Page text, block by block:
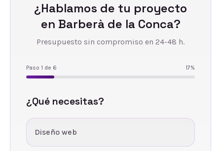
¿Hablamos de tu proyecto
en Barberà de la Conca?
Presupuesto sin compromiso en 24-48 h.
Paso 1 de 6 17%
¿Qué necesitas?
Diseño web